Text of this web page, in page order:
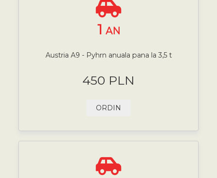
1 AN
Austria A9 - Pyhrn anuala pana la 3,5 t
450 PLN
ORDIN